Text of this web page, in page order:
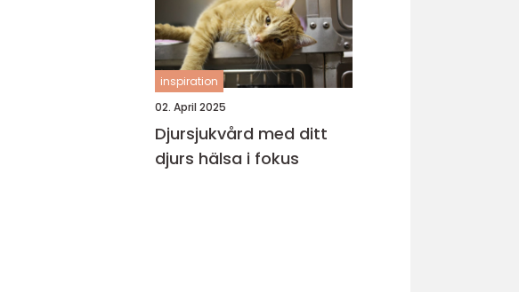
inspiration
02. April 2025
Djursjukvård med ditt
djurs hälsa i fokus